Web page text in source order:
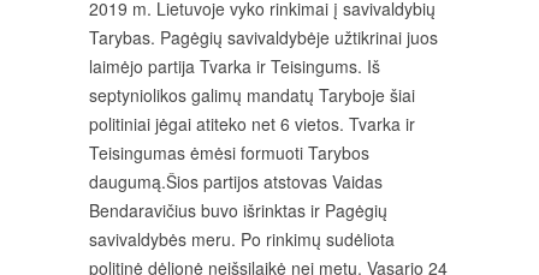
2019 m. Lietuvoje vyko rinkimai į savivaldybių
Tarybas. Pagėgių savivaldybėje užtikrinai juos
laimėjo partija Tvarka ir Teisingums. Iš
septyniolikos galimų mandatų Taryboje šiai
politiniai jėgai atiteko net 6 vietos. Tvarka ir
Teisingumas ėmėsi formuoti Tarybos
daugumą.Šios partijos atstovas Vaidas
Bendaravičius buvo išrinktas ir Pagėgių
savivaldybės meru. Po rinkimų sudėliota
politinė dėlionė neišsilaikė nei metų. Vasario 24